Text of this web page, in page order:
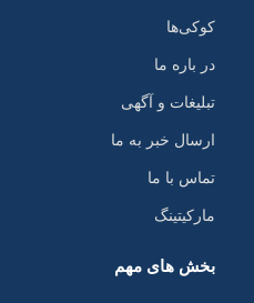
کوکی‌ها
در باره ما
تبلیغات و آگهی
ارسال خبر به ما
تماس با ما
مارکیتینگ
بخش های مهم